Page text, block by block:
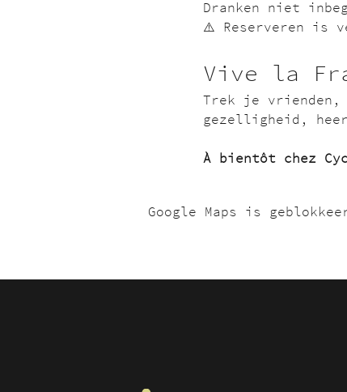
Dranken niet
⚠️ Reserveren is
Vive la
Trek je vrienden,
gezelligheid,
À bientôt chez
Google Maps is